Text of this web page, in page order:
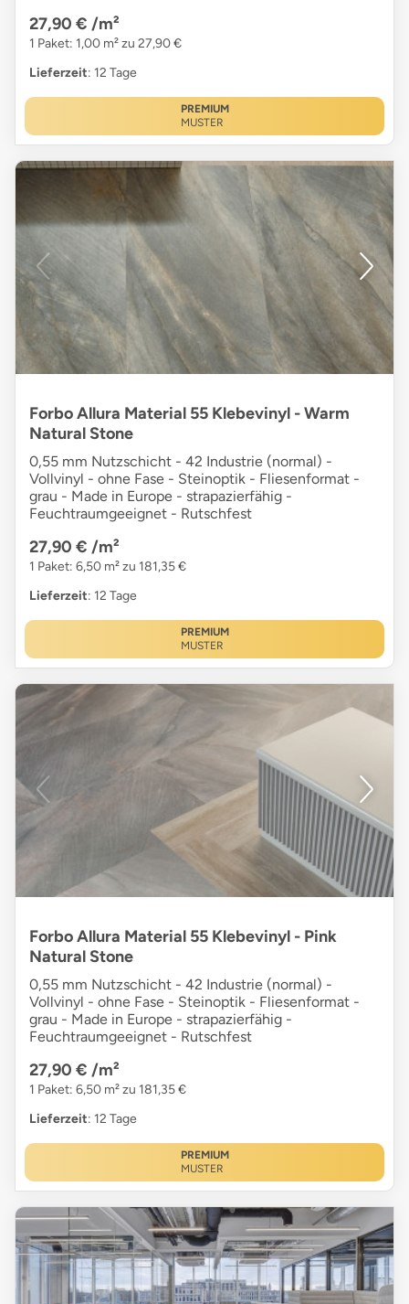
27,90 € /m²
1 Paket: 1,00 m² zu 27,90 €
Lieferzeit: 12 Tage
PREMIUM
MUSTER
Forbo Allura Material 55 Klebevinyl - Warm
Natural Stone
0,55 mm Nutzschicht - 42 Industrie (normal) -
Vollvinyl - ohne Fase - Steinoptik - Fliesenformat -
grau - Made in Europe - strapazierfähig -
Feuchtraumgeeignet - Rutschfest
27,90 € /m²
1 Paket: 6,50 m² zu 181,35 €
Lieferzeit: 12 Tage
PREMIUM
MUSTER
Forbo Allura Material 55 Klebevinyl - Pink
Natural Stone
0,55 mm Nutzschicht - 42 Industrie (normal) -
Vollvinyl - ohne Fase - Steinoptik - Fliesenformat -
grau - Made in Europe - strapazierfähig -
Feuchtraumgeeignet - Rutschfest
27,90 € /m²
1 Paket: 6,50 m² zu 181,35 €
Lieferzeit: 12 Tage
PREMIUM
MUSTER